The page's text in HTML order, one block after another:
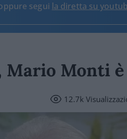
segui la diretta su
Mario Monti
12.7k